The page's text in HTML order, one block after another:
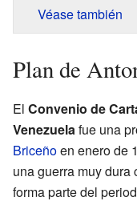
Véase también
Plan de
El Convenio de
Venezuelafue una
Briceñoen enero de
una guerra muy
forma parte del